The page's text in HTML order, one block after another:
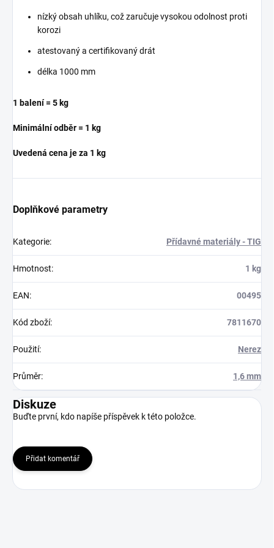
nízký obsah uhlíku, což zaručuje vysokou odolnost proti
korozi
atestovaný a certifikovaný drát
délka 1000 mm
1 balení = 5 kg
Minimální odběr = 1 kg
Uvedená cena je za 1 kg
Doplňkové parametry
Kategorie: Přídavné materiály - TIG
Hmotnost: 1 kg
EAN: 00495
Kód zboží: 7811670
Použití: Nerez
Průměr: 1,6 mm
Diskuze
Buďte první, kdo napíše příspěvek k této položce.
Přidat komentář